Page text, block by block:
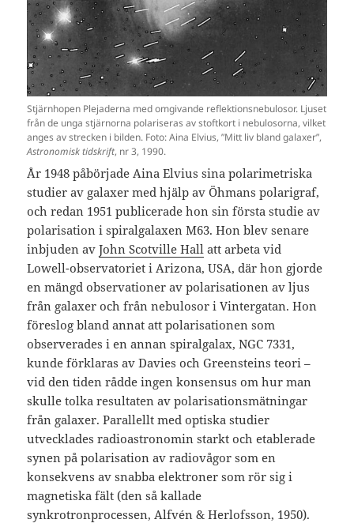
Stjärnhopen Plejaderna med omgivande reflektionsnebulosor. Ljuset
från de unga stjärnorna polariseras av stoftkort i nebulosorna, vilket
anges av strecken i bilden. Foto: Aina Elvius, ”Mitt liv bland galaxer”,
Astronomisk tidskrift, nr 3, 1990.
År 1948 påbörjade Aina Elvius sina polarimetriska
studier av galaxer med hjälp av Öhmans polarigraf,
och redan 1951 publicerade hon sin första studie av
polarisation i spiralgalaxen M63. Hon blev senare
inbjuden avJohn Scotville Hall att arbeta vid
Lowell-observatoriet i Arizona, USA, där hon gjorde
en mängd observationer av polarisationen av ljus
från galaxer och från nebulosor i Vintergatan. Hon
föreslog bland annat att polarisationen som
observerades i en annan spiralgalax, NGC 7331,
kunde förklaras av Davies och Greensteins teori –
vid den tiden rådde ingen konsensus om hur man
skulle tolka resultaten av polarisationsmätningar
från galaxer. Parallellt med optiska studier
utvecklades radioastronomin starkt och etablerade
synen på polarisation av radiovågor som en
konsekvens av snabba elektroner som rör sig i
magnetiska fält (den så kallade
synkrotronprocessen, Alfvén & Herlofsson, 1950).